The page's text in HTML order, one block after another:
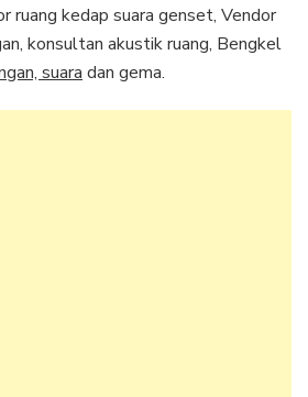
ruang kedap suara genset, Vendor
konsultan akustik ruang, Bengkel
suara dan gema.